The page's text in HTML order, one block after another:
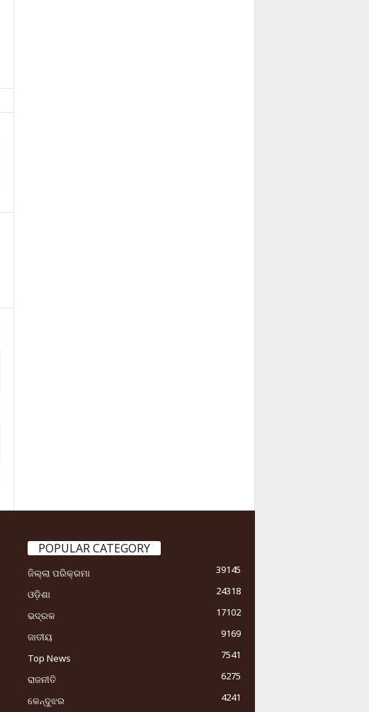
POPULAR CATEGORY
ଜିଲ୍ଲା ପରିକ୍ରମା
39145
ଓଡ଼ିଶା
24318
ଭଦ୍ରକ
17102
ଜାତୀୟ
9169
Top News
7541
ରାଜନୀତି
6275
କେନ୍ଦୁଝର
4241